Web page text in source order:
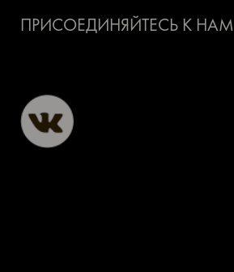
ПРИСОЕДИНЯЙТЕСЬ К НАМ